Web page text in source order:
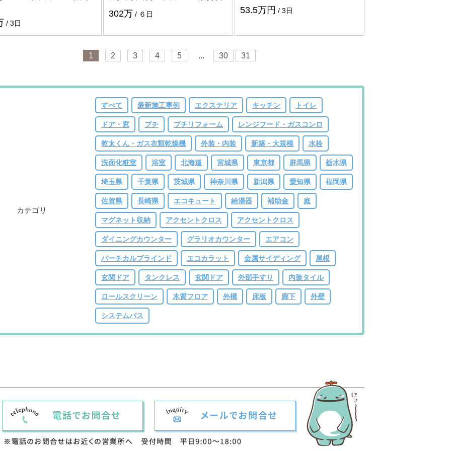
3日
302万 ６日 53.5万円 3日
1 2 3 4 5 ... 30 31
カテゴリ
すべて 最新施工事例 エクステリア キッチン トイレ
ドア・窓 プチ プチリフォーム レンジフード・ガスコンロ
乾太くん・ガス衣類乾燥機 外装・内装 新築・大規模 水栓
洗面化粧室 浴室 北海道 宮城県 東京都 群馬県 栃木県
埼玉県 千葉県 茨城県 神奈川県 新潟県 愛知県 福岡県
佐賀県 長崎県 エコキュート 給湯器 補助金 庭
マグネット収納 アクセントクロス アクセントクロス
ダイニングカウンター グラリオカウンター エアコン
バーチカルブラインド エコカラット 金属サイディング 屋根
玄関ドア タンクレス 玄関ドア 外部手すり 内装タイル
ロールスクリーン 木質フロア 外構 床板 廊下 外壁
システムバス